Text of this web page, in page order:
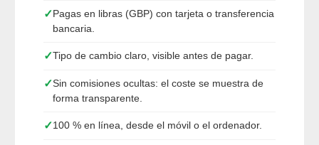
✓Pagas en libras (GBP) con tarjeta o transferencia
bancaria.
✓Tipo de cambio claro, visible antes de pagar.
✓Sin comisiones ocultas: el coste se muestra de
forma transparente.
✓100 % en línea, desde el móvil o el ordenador.